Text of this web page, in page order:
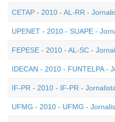
CETAP - 2010 - AL-RR -
UPENET - 2010 - SUAPE -
FEPESE - 2010 - AL-SC -
IDECAN - 2010 - FUNTELPA -
IF-PR - 2010 - IF-PR -
UFMG - 2010 - UFMG -